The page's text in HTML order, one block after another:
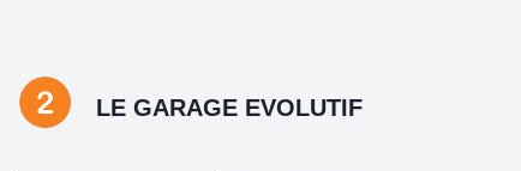
LE GARAGE EVOLUTIF